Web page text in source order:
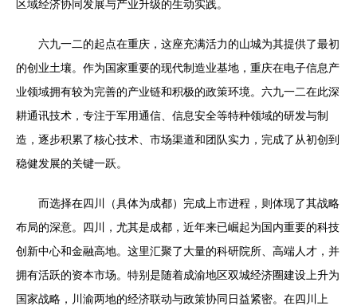
区域经济协同发展与产业升级的生动实践。
六九一二的起点在重庆，这座充满活力的山城为其提供了最初
的创业土壤。作为国家重要的现代制造业基地，重庆在电子信息产
业领域拥有较为完善的产业链和积极的政策环境。六九一二在此深
耕通讯技术，专注于军用通信、信息安全等特种领域的研发与制
造，逐步积累了核心技术、市场渠道和团队实力，完成了从初创到
稳健发展的关键一跃。
而选择在四川（具体为成都）完成上市进程，则体现了其战略
布局的深意。四川，尤其是成都，近年来已崛起为国内重要的科技
创新中心和金融高地。这里汇聚了大量的科研院所、高端人才，并
拥有活跃的资本市场。特别是随着成渝地区双城经济圈建设上升为
国家战略，川渝两地的经济联动与政策协同日益紧密。在四川上